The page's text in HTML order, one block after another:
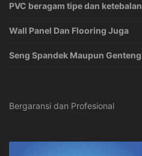
PVC beragam tipe dan ketebalan
Wall Panel Dan Flooring Juga
Seng Spandek Maupun Genteng
Bergaransi dan Profesional